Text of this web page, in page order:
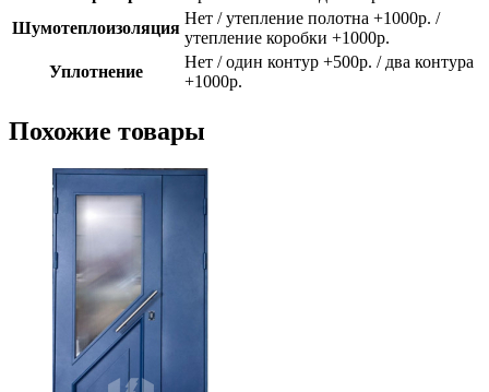
Шумотеплоизоляция
Нет / утепление полотна +1000р. /
утепление коробки +1000р.
Уплотнение
Нет / один контур +500р. / два контура
+1000р.
Похожие товары